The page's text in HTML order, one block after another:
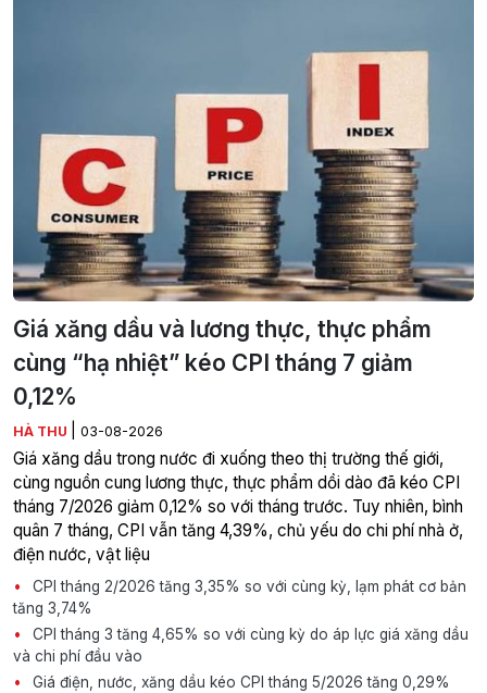
Giá xăng dầu và lương thực, thực phẩm
cùng “hạ nhiệt” kéo CPI tháng 7 giảm
0,12%
HÀ THU 03-08-2026
Giá xăng dầu trong nước đi xuống theo thị trường thế giới,
cùng nguồn cung lương thực, thực phẩm dồi dào đã kéo CPI
tháng 7/2026 giảm 0,12% so với tháng trước. Tuy nhiên, bình
quân 7 tháng, CPI vẫn tăng 4,39%, chủ yếu do chi phí nhà ở,
điện nước, vật liệu
CPI tháng 2/2026 tăng 3,35% so với cùng kỳ, lạm phát cơ bản
tăng 3,74%
CPI tháng 3 tăng 4,65% so với cùng kỳ do áp lực giá xăng dầu
và chi phí đầu vào
Giá điện, nước, xăng dầu kéo CPI tháng 5/2026 tăng 0,29%